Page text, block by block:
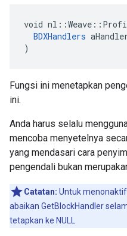
void
BDXHandlers
)
Fungsi ini menetapkan
ini.
Anda harus selalu
mencoba menyetelnya
yang mendasari cara
pengendali bukan
Catatan: Untuk
abaikan GetBlockHandler
tetapkan ke NULL